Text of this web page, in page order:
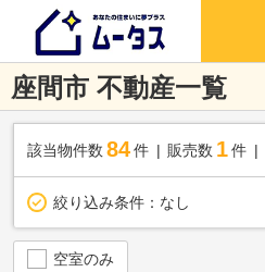
座間市 不動産一覧
該当物件数 84件 販売数 1 件
絞り込み条件： なし
空室のみ